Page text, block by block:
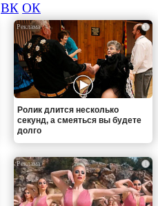
ВК ОК
i
Ролик длится несколько
секунд, а смеяться вы будете
долго
i